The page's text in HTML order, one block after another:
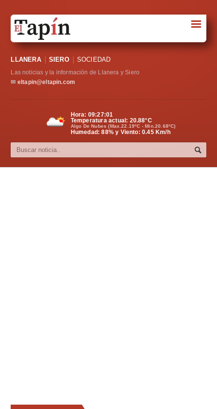
Sociedad
Política
Cultura
☰
LLANERA SIERO SOCIEDAD
Las noticias y la información de Llanera y Siero
✉ eltapin@eltapin.com
Hora: 09:27:02
Temperatura actual: 20.88°C
Algo De Nubes (Max.22.19ºC - Min.20.68ºC)
Humedad: 88% y Viento: 0.45 Km/h